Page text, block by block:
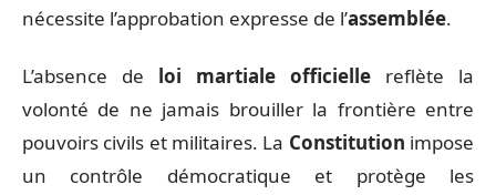
nécessite l’approbation expresse de l’assemblée.
L’absence de loi martiale officielle reflète la
volonté de ne jamais brouiller la frontière entre
pouvoirs civils et militaires. La Constitution impose
un contrôle démocratique et protège les